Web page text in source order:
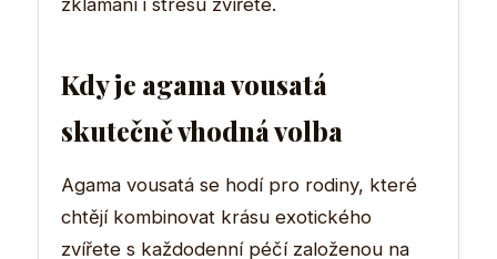
Kdy je agama vousatá
skutečně vhodná volba
Agama vousatá se hodí pro rodiny, které
chtějí kombinovat krásu exotického
zvířete s každodenní péčí založenou na